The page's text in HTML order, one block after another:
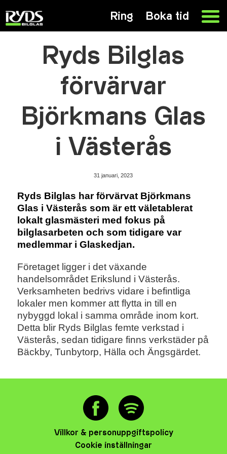
Ring Boka tid
Ryds Bilglas
förvärvar
Björkmans Glas
i Västerås
31 januari, 2023
Ryds Bilglas har förvärvat Björkmans
Glas i Västerås som är ett väletablerat
lokalt glasmästeri med fokus på
bilglasarbeten och som tidigare var
medlemmar i Glaskedjan.
Företaget ligger i det växande
handelsområdet Erikslund i Västerås.
Verksamheten bedrivs vidare i befintliga
lokaler men kommer att flytta in till en
nybyggd lokal i samma område inom kort.
Detta blir Ryds Bilglas femte verkstad i
Västerås, sedan tidigare finns verkstäder på
Bäckby, Tunbytorp, Hälla och Ängsgärdet.
Villkor & personuppgiftspolicy
Cookie inställningar